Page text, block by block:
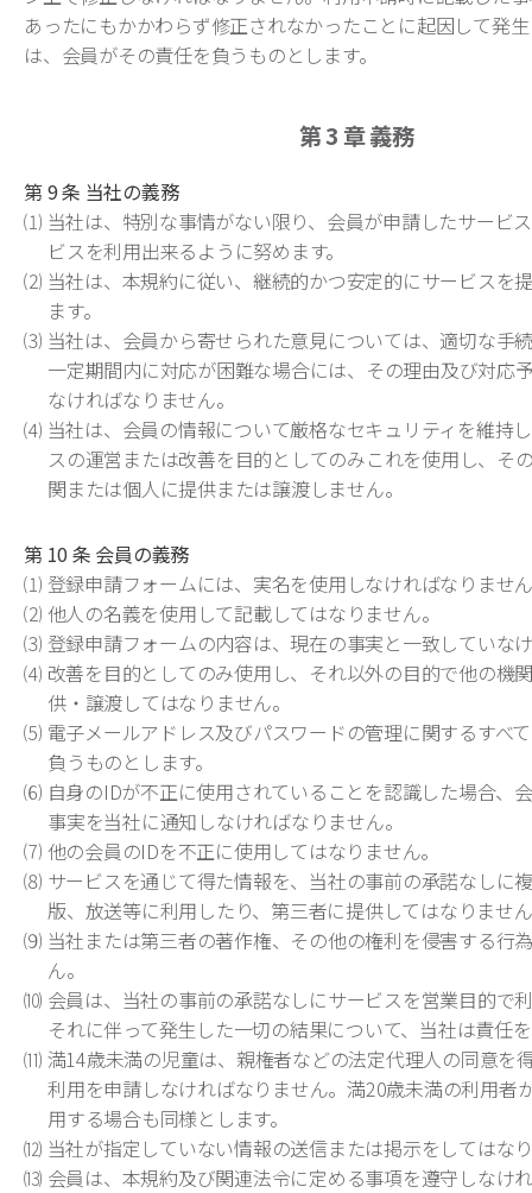
あったにもかかわらず修正されなかったことに起因して発
は、会員がその責任を負うものとします。
第 3 章義務
第 9 条 当社の義務
⑴ 当社は、特別な事情がない限り、会員が申請したサービ
ビスを利用出来るように努めます。
⑵ 当社は、本規約に従い、継続的かつ安定的にサービスを
ます。
⑶ 当社は、会員から寄せられた意見については、適切な手
一定期間内に対応が困難な場合には、その理由及び対応
なければなりません。
⑷ 当社は、会員の情報について厳格なセキュリティを維持
スの運営または改善を目的としてのみこれを使用し、そ
関または個人に提供または譲渡しません。
第 10 条 会員の義務
⑴ 登録申請フォームには、実名を使用しなければなりませ
⑵ 他人の名義を使用して記載してはなりません。
⑶ 登録申請フォームの内容は、現在の事実と一致していな
⑷ 改善を目的としてのみ使用し、それ以外の目的で他の機
供・譲渡してはなりません。
⑸ 電子メールアドレス及びパスワードの管理に関するすべ
負うものとします。
⑹ 自身のIDが不正に使用されていることを認識した場合、
事実を当社に通知しなければなりません。
⑺ 他の会員のIDを不正に使用してはなりません。
⑻ サービスを通じて得た情報を、当社の事前の承諾なしに
版、放送等に利用したり、第三者に提供してはなりませ
⑼ 当社または第三者の著作権、その他の権利を侵害する行
ん。
⑽ 会員は、当社の事前の承諾なしにサービスを営業目的で
それに伴って発生した一切の結果について、当社は責任
⑾ 満14歳未満の児童は、親権者などの法定代理人の同意を
利用を申請しなければなりません。満20歳未満の利用者
用する場合も同様とします。
⑿ 当社が指定していない情報の送信または掲示をしてはな
⒀ 会員は、本規約及び関連法令に定める事項を遵守しなけ